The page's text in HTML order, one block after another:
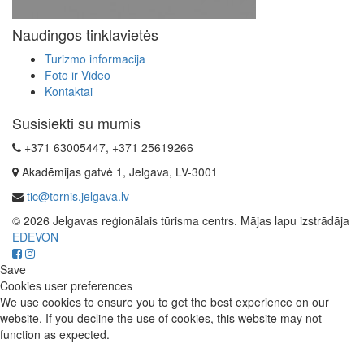
Naudingos tinklavietės
Turizmo informacija
Foto ir Video
Kontaktai
Susisiekti su mumis
+371 63005447, +371 25619266
Akadēmijas gatvė 1, Jelgava, LV-3001
tic@tornis.jelgava.lv
© 2026 Jelgavas reģionālais tūrisma centrs. Mājas lapu izstrādāja
EDEVON
Save
Cookies user preferences
We use cookies to ensure you to get the best experience on our
website. If you decline the use of cookies, this website may not
function as expected.